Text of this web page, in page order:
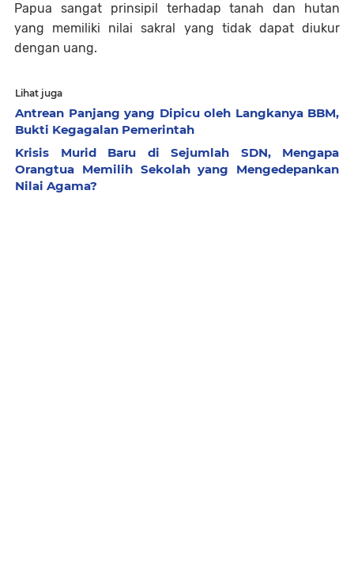
Papua sangat prinsipil terhadap tanah dan hutan
yang memiliki nilai sakral yang tidak dapat diukur
dengan uang.
Lihat juga
Antrean Panjang yang Dipicu oleh Langkanya BBM,
Bukti Kegagalan Pemerintah
Krisis Murid Baru di Sejumlah SDN, Mengapa
Orangtua Memilih Sekolah yang Mengedepankan
Nilai Agama?